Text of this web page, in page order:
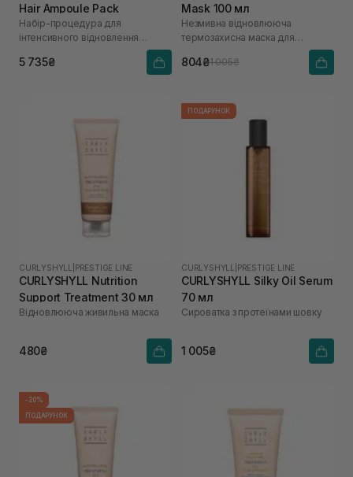
Hair Ampoule Pack
Набір-процедура для
інтенсивного відновлення
5 735₴
Mask 100 мл
Незмивна відновлююча
термозахисна маска для
804₴1 005₴
CURLYSHYLL PRESTIGE LINE
CURLYSHYLL Nutrition
Support Treatment 30 мл
Відновлююча живильна маска
480₴
ПОДАРУНОК
CURLYSHYLL PRESTIGE LINE
CURLYSHYLL Silky Oil Serum
70 мл
Сироватка з протеїнами шовку
1 005₴
-20%
ПОДАРУНОК